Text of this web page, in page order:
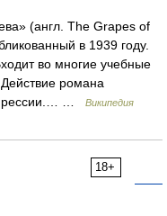
(англ. The Grapes of
в 1939 году.
во многие учебные
романа
…
Википедия
18+